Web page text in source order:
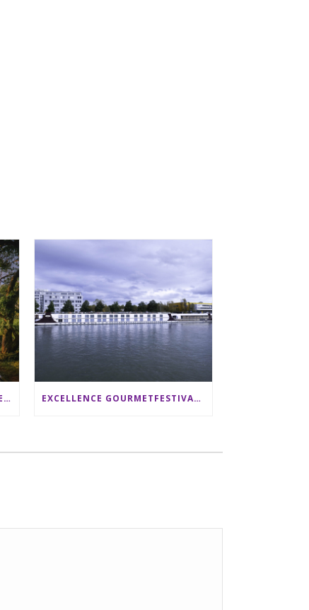
SRI LANKA RUNDREISE: 12 TAGE ZWISCHEN ELEFANTEN, TEEPLANTAGEN & STRAND ALS FAMILIE EXCELLENCE GOURMETFESTIVAL ´25: ZWEI STERNEKÖCHE ANTONIO GUIDA & DARIO MORESCO VERWÖHNEN IHRE GÄSTE AUF EINER LUXERIÖSEN SCHIFFSREISE